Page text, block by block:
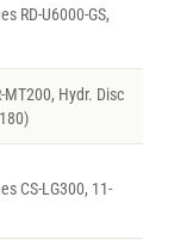
RD-U6000-GS,
MT200, Hydr. Disc
CS-LG300, 11-